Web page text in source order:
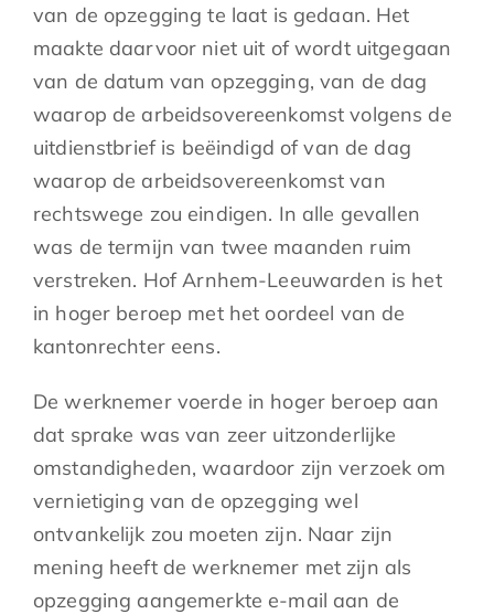
van de opzegging te laat is gedaan. Het
maakte daarvoor niet uit of wordt uitgegaan
van de datum van opzegging, van de dag
waarop de arbeidsovereenkomst volgens de
uitdienstbrief is beëindigd of van de dag
waarop de arbeidsovereenkomst van
rechtswege zou eindigen. In alle gevallen
was de termijn van twee maanden ruim
verstreken. Hof Arnhem-Leeuwarden is het
in hoger beroep met het oordeel van de
kantonrechter eens.
De werknemer voerde in hoger beroep aan
dat sprake was van zeer uitzonderlijke
omstandigheden, waardoor zijn verzoek om
vernietiging van de opzegging wel
ontvankelijk zou moeten zijn. Naar zijn
mening heeft de werknemer met zijn als
opzegging aangemerkte e-mail aan de